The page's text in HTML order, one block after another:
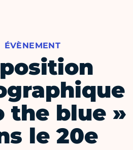
ÉVÈNEMENT
the blue »
le 20e